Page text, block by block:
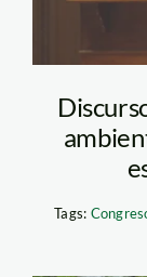
Tags: